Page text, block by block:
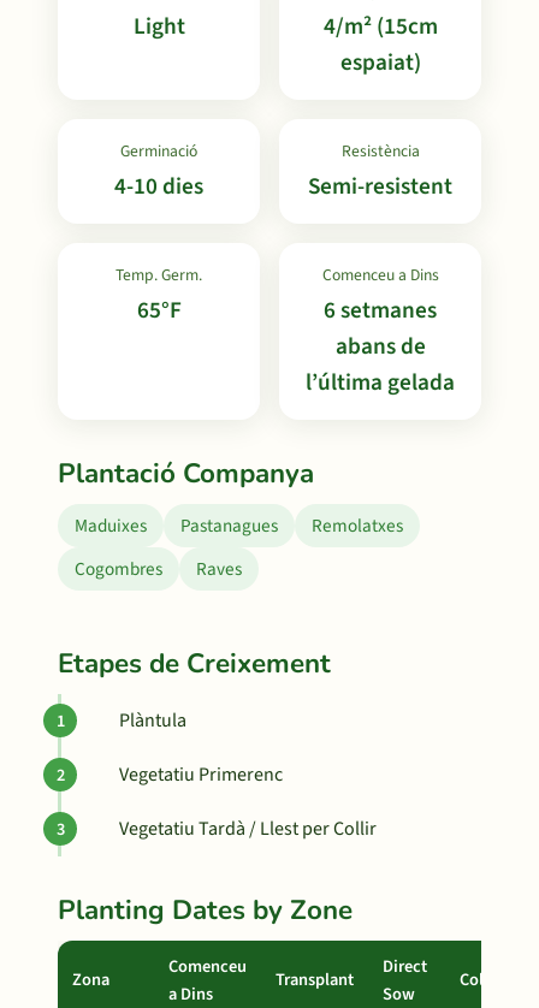
Light
4/m² (15cm
espaiat)
Germinació
4-10 dies
Resistència
Semi-resistent
Temp. Germ.
65°F
Comenceu a Dins
6 setmanes
abans de
l’última gelada
Plantació Companya
Maduixes Pastanagues
Remolatxes
Cogombres
Raves
Etapes de Creixement
Plàntula
Vegetatiu Primerenc
Vegetatiu Tardà / Llest per Collir
Planting Dates by Zone
Zona
Comenceu
a Dins
Transplant
Direct
Sow
Collita